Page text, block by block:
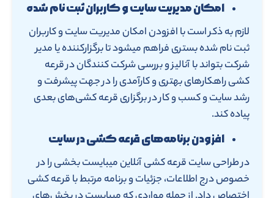
امکان مدیریت سایت و کاربران ثبت نام شده
لازم به ذکر است با افزودن امکان مدیریت سایت و کاربران
ثبت نام شده بستری فراهم میشود تا برگزارکننده یا مدیر
شرکت بتواند با آنالیز و بررسی شرکت کنندگان در قرعه
کشی راهکارهای بهتری و کارآمدی را در جهت پیشرفت و
رشد سایت و کسب و کار در برگزاری قرعه کشی‌های بعدی
پیاده کند.
افزودن برنامه‌های قرعه کشی در سایت
در طراحی سایت قرعه کشی آنلاین میبایست بخشی را در
خصوص درج اطلاعات، جزئیات و برنامه مرتبط با قرعه کشی